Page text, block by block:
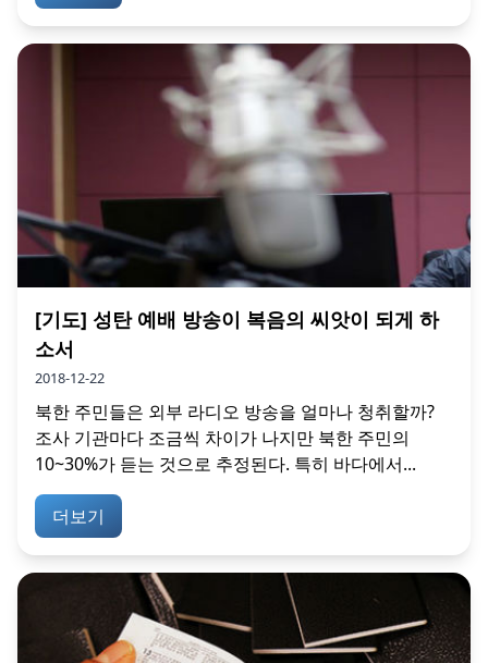
[기도] 성탄 예배 방송이 복음의 씨앗이 되게 하
소서
2018-12-22
북한 주민들은 외부 라디오 방송을 얼마나 청취할까?
조사 기관마다 조금씩 차이가 나지만 북한 주민의
10~30%가 듣는 것으로 추정된다. 특히 바다에서...
더보기